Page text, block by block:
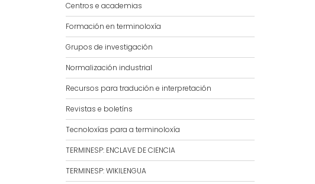
Centros e academias
Formación en terminoloxía
Grupos de investigación
Normalización industrial
Recursos para tradución e interpretación
Revistas e boletíns
Tecnoloxías para a terminoloxía
TERMINESP: ENCLAVE DE CIENCIA
TERMINESP: WIKILENGUA